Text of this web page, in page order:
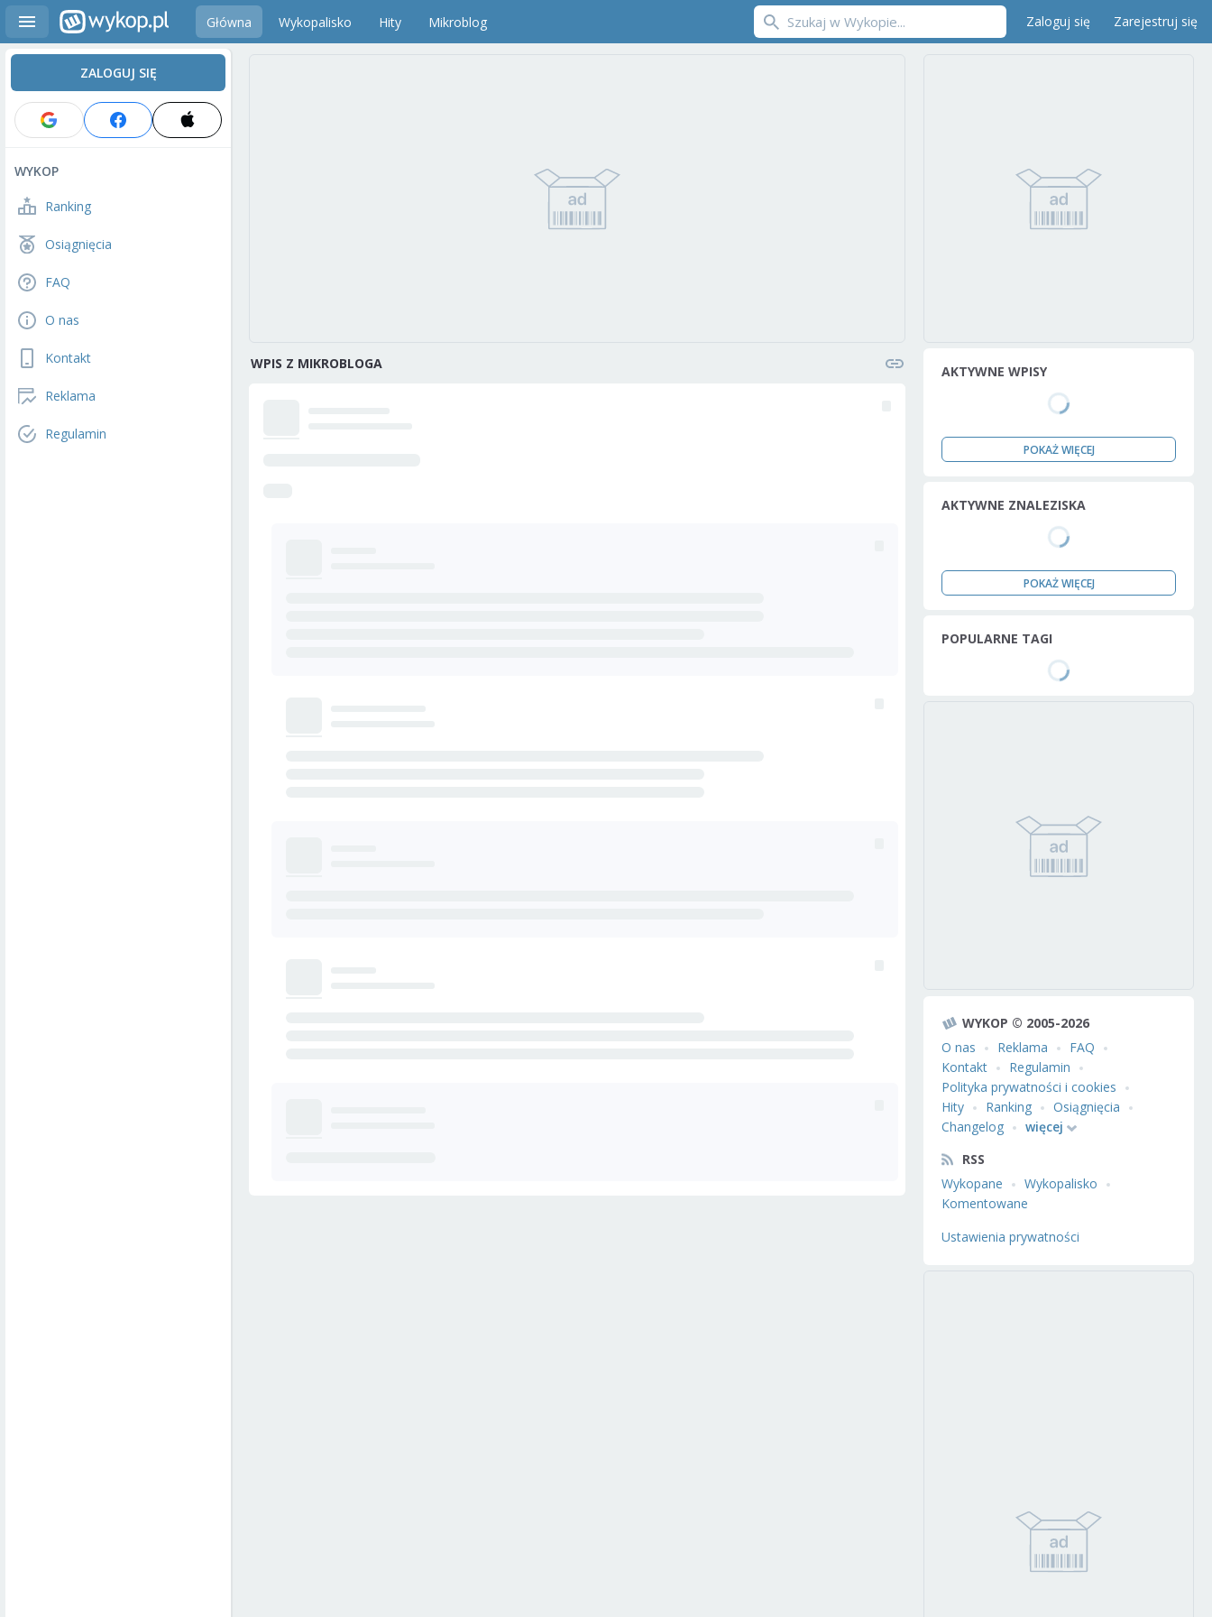
Główna Wykopalisko Hity Mikroblog Zaloguj się Zarejestruj się
ZALOGUJ SIĘ
WYKOP
Ranking
Osiągnięcia
FAQ
O nas
Kontakt
Reklama
Regulamin
WPIS Z MIKROBLOGA AKTYWNE WPISY
POKAŻ WIĘCEJ
AKTYWNE ZNALEZISKA
POKAŻ WIĘCEJ
POPULARNE TAGI
WYKOP © 2005-2026
O nas
Reklama
FAQ
Kontakt
Regulamin
Polityka prywatności i cookies
Hity
Ranking
Osiągnięcia
Changelog
więcej
RSS
Wykopane
Wykopalisko
Komentowane
Ustawienia prywatności